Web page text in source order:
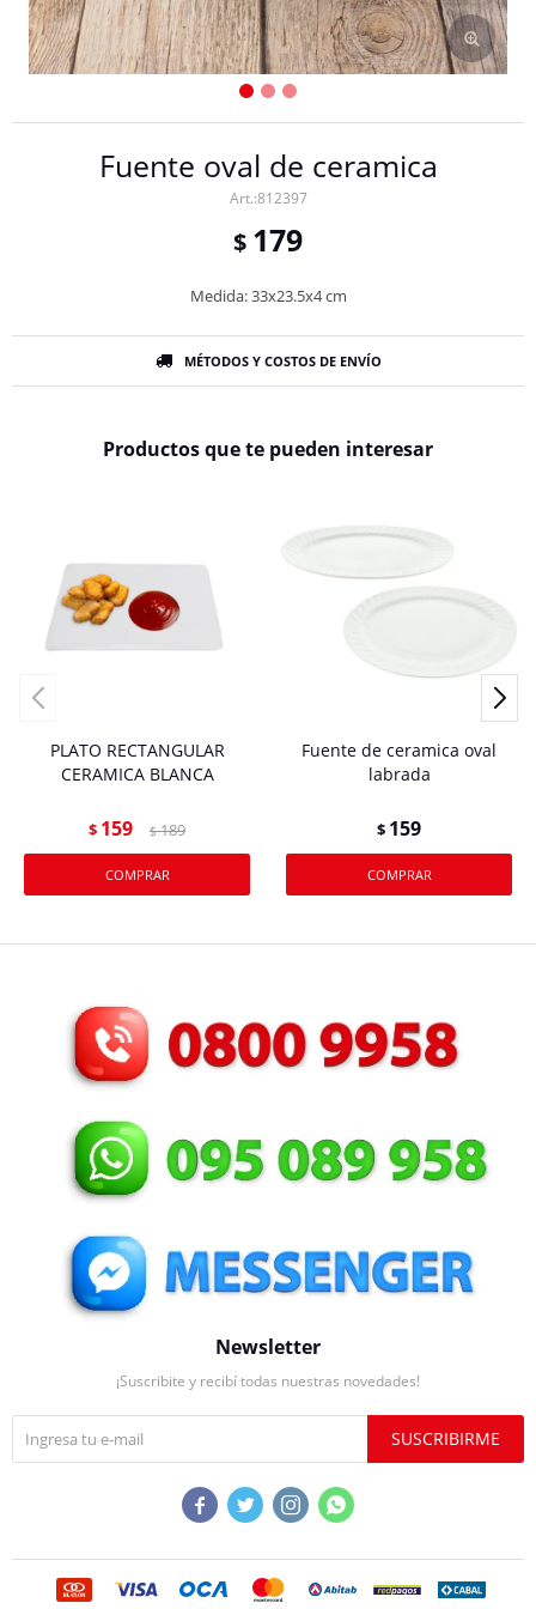
Fuente oval de ceramica
812397
$ 179
Medida: 33x23.5x4 cm
MÉTODOS Y COSTOS DE ENVÍO
Productos que te pueden interesar
PLATO RECTANGULAR
CERAMICA BLANCA
$ 159 $ 189
Fuente de ceramica oval
labrada
$ 159
Newsletter
¡Suscribite y recibí todas nuestras novedades!
SUSCRIBIRME
   